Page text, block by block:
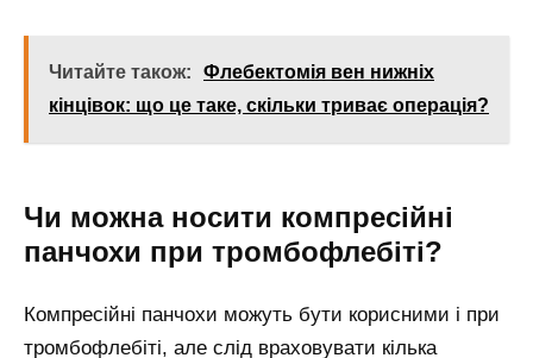
Читайте також:
Флебектомія вен нижніх
кінцівок: що це таке, скільки триває операція?
Чи можна носити компресійні
панчохи при тромбофлебіті?
Компресійні панчохи можуть бути корисними і при
тромбофлебіті, але слід враховувати кілька